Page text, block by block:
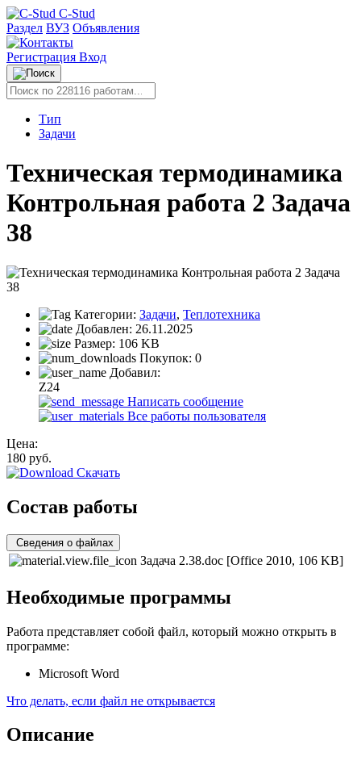
C-Stud
Раздел ВУЗ Объявления
Регистрация Вход
Тип
Задачи
Техническая термодинамика
Контрольная работа 2 Задача
38
Категории: Задачи, Теплотехника
Добавлен: 26.11.2025
Размер: 106 KB
Покупок: 0
Добавил:
Z24
Написать сообщение
Все работы пользователя
Цена:
180 руб.
Скачать
Состав работы
Сведения о файлах
Задача 2.38.doc [Office 2010, 106 KB]
Необходимые программы
Работа представляет собой файл, который можно открыть в
программе:
Microsoft Word
Что делать, если файл не открывается
Описание